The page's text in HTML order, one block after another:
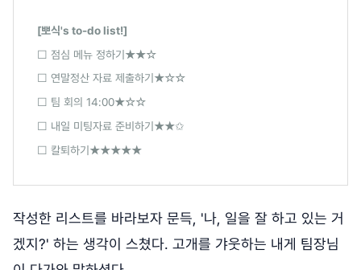
[뽀식's to-do list!]
☐ 점심 메뉴 정하기★★☆
☐ 연말정산 자료 제출하기★☆☆
☐ 팀 회의 14:00★☆☆
☐ 내일 미팅자료 준비하기★★✩
☐ 칼퇴하기★★★★★
작성한 리스트를 바라보자 문득, '나, 일을 잘 하고 있는 거
겠지?' 하는 생각이 스쳤다. 고개를 갸웃하는 내게 팀장님